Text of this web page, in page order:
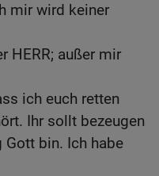
mir wird keiner
HERR; außer mir
ich euch retten
Ihr sollt bezeugen
Gott bin. Ich habe